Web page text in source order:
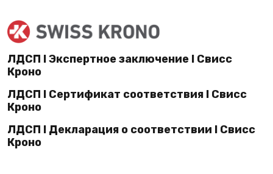
ЛДСП I Экспертное заключение I Свисс
Кроно
ЛДСП I Сертификат соответствия I Свисс
Кроно
ЛДСП I Декларация о соответствии I Свисс
Кроно